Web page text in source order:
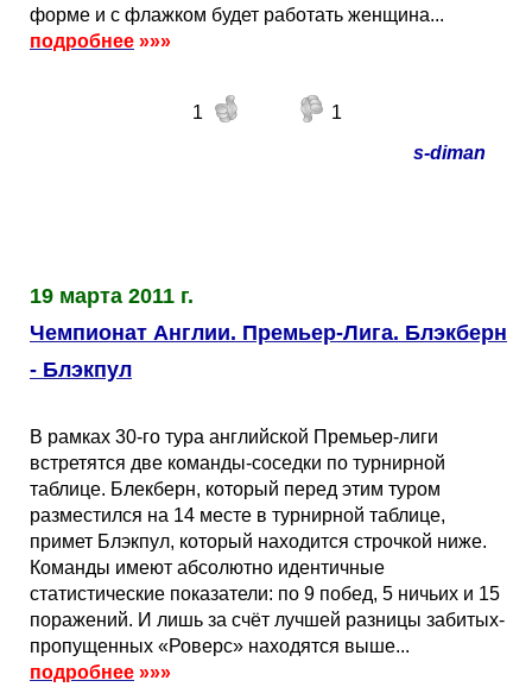
форме и с флажком будет работать женщина...
подробнее »»»
1
1
s-diman
19 марта 2011 г.
Чемпионат Англии. Премьер-Лига. Блэкберн
- Блэкпул
В рамках 30-го тура английской Премьер-лиги
встретятся две команды-соседки по турнирной
таблице. Блекберн, который перед этим туром
разместился на 14 месте в турнирной таблице,
примет Блэкпул, который находится строчкой ниже.
Команды имеют абсолютно идентичные
статистические показатели: по 9 побед, 5 ничьих и 15
поражений. И лишь за счёт лучшей разницы забитых-
пропущенных «Роверс» находятся выше...
подробнее »»»